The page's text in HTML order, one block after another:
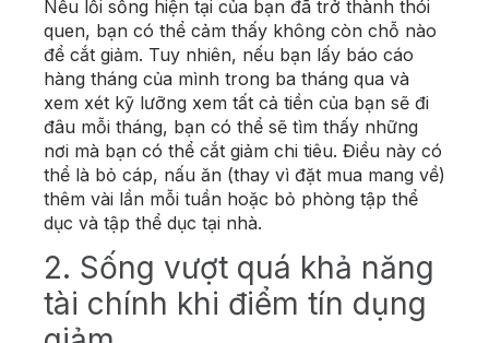
Nếu lối sống hiện tại của bạn đã trở thành thói
quen, bạn có thể cảm thấy không còn chỗ nào
để cắt giảm. Tuy nhiên, nếu bạn lấy báo cáo
hàng tháng của mình trong ba tháng qua và
xem xét kỹ lưỡng xem tất cả tiền của bạn sẽ đi
đâu mỗi tháng, bạn có thể sẽ tìm thấy những
nơi mà bạn có thể cắt giảm chi tiêu. Điều này có
thể là bỏ cáp, nấu ăn (thay vì đặt mua mang về)
thêm vài lần mỗi tuần hoặc bỏ phòng tập thể
dục và tập thể dục tại nhà.
2. Sống vượt quá khả năng
tài chính khi điểm tín dụng